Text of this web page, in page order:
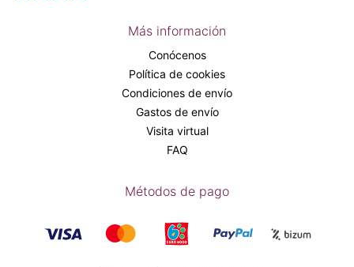
Más información
Conócenos
Política de cookies
Condiciones de envío
Gastos de envío
Visita virtual
FAQ
Métodos de pago